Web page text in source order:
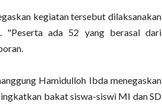
kegiatan tersebut dilaksanakan
"Peserta ada 52 yang berasal dari
Hamidulloh Ibda menegaskan
bakat siswa-siswi MI dan SD